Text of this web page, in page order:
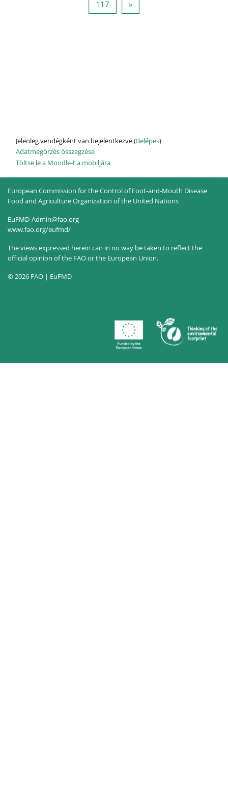
117 117 oldal
»Következő oldal
Jelenleg vendégként van bejelentkezve (Belépés)
Adatmegőrzés összegzése
Töltse le a Moodle-t a mobiljára
European Commission for the Control of Foot-and-Mouth Disease
Food and Agriculture Organization of the United Nations
EuFMD-Admin@fao.org
www.fao.org/eufmd/
The views expressed herein can in no way be taken to reflect the
official opinion of the FAO or the European Union.
© 2026 FAO | EuFMD